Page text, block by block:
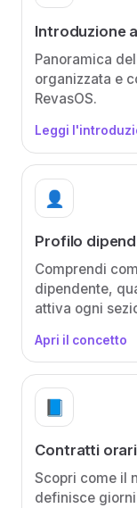
Introduzione
Panoramica
organizzata e
RevasOS.
Leggi
👤
Profilo
Comprendi
dipendente,
attiva ogni
Apri il concetto
📘
Contratti orari
Scopri come il
definisce